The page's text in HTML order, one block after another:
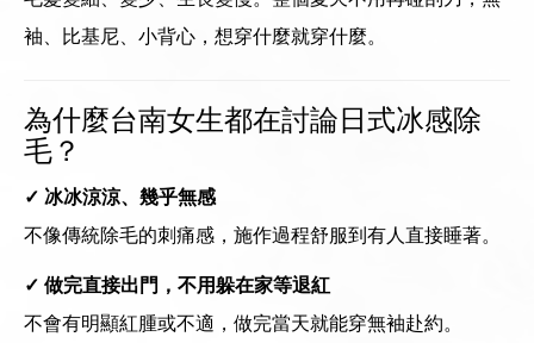
袖、比基尼、小背心，想穿什麼就穿什麼。
為什麼台南女生都在討論日式冰感除
毛？
✓ 冰冰涼涼、幾乎無感
不像傳統除毛的刺痛感，施作過程舒服到有人直接睡著。
✓ 做完直接出門，不用躲在家等退紅
不會有明顯紅腫或不適，做完當天就能穿無袖赴約。